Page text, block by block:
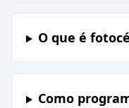
O que é
Como